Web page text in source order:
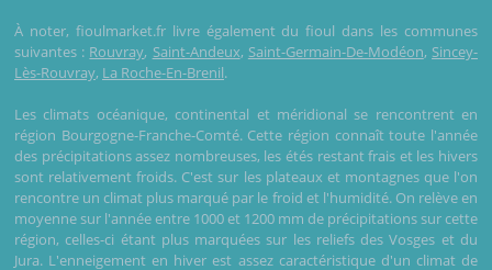
À noter, fioulmarket.fr livre également du fioul dans les communes
suivantes : Rouvray, Saint-Andeux, Saint-Germain-De-Modéon, Sincey-
Lès-Rouvray, La Roche-En-Brenil.
Les climats océanique, continental et méridional se rencontrent en
région Bourgogne-Franche-Comté. Cette région connaît toute l'année
des précipitations assez nombreuses, les étés restant frais et les hivers
sont relativement froids. C'est sur les plateaux et montagnes que l'on
rencontre un climat plus marqué par le froid et l'humidité. On relève en
moyenne sur l'année entre 1000 et 1200 mm de précipitations sur cette
région, celles-ci étant plus marquées sur les reliefs des Vosges et du
Jura. L'enneigement en hiver est assez caractéristique d'un climat de